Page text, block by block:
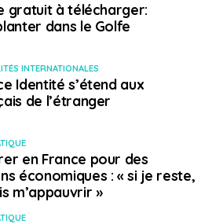
:www.cfci.be
:
pour vivre et
gratuit à télécharger:
dans le Golfe
INTERNATIONALES
Identité s’étend aux
de l’étranger
en France pour des
économiques : « si je reste,
m’appauvrir »